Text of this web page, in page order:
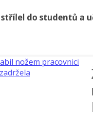
do studentů a